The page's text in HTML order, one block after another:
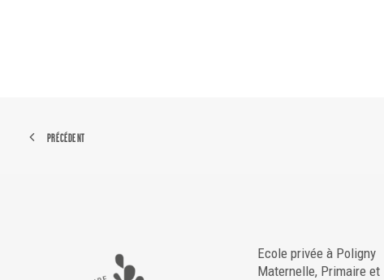
PRÉCÉDENT
Ecole privée à Poligny
Maternelle, Primaire et